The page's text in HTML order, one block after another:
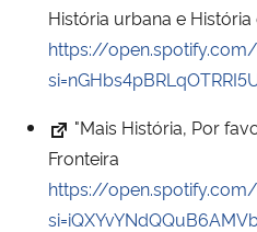
História urbana e
https://open.spotify.com/
"Mais História, Por
Fronteira
https://